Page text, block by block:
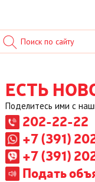
ЕСТЬ
Поделитесь ими с
202-22-22
+7 (391)
+7 (391)
Подать